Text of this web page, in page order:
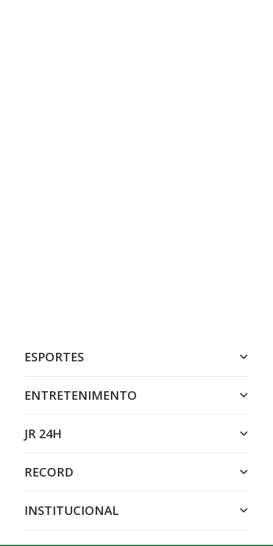
ESPORTES
ENTRETENIMENTO
JR 24H
RECORD
INSTITUCIONAL